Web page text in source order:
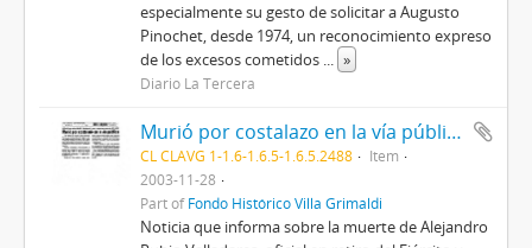
especialmente su gesto de solicitar a Augusto
Pinochet, desde 1974, un reconocimiento expreso
de los excesos cometidos ... »
Diario La Tercera
Murió por costalazo en la vía pública
CL CLAVG 1-1.6-1.6.5-1.6.5.2488
Item
2003-11-28
Part ofFondo Histórico Villa Grimaldi
Noticia que informa sobre la muerte de Alejandro